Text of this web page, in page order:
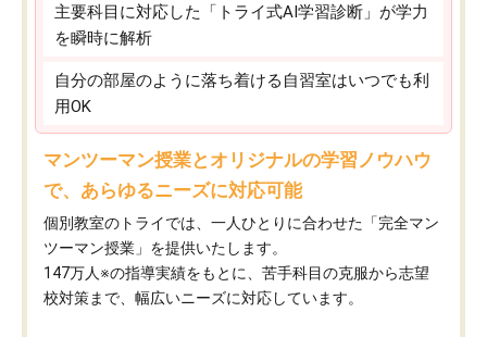
主要科目に対応した「トライ式AI学習診断」が学力
を瞬時に解析
自分の部屋のように落ち着ける自習室はいつでも利
用OK
マンツーマン授業とオリジナルの学習ノウハウ
で、あらゆるニーズに対応可能
個別教室のトライでは、一人ひとりに合わせた「完全マン
ツーマン授業」を提供いたします。​
147万人※の指導実績をもとに、苦手科目の克服から志望
校対策まで、幅広いニーズに対応しています。​